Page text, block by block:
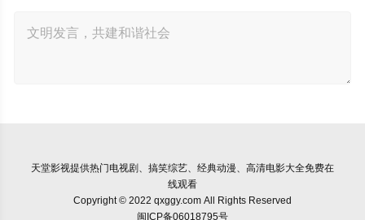
天堂影视提供热门电视剧、搞笑综艺、经典动漫、高清电影大全免费在
线观看
Copyright © 2022 qxggy.com All Rights Reserved
闽ICP备06018795号